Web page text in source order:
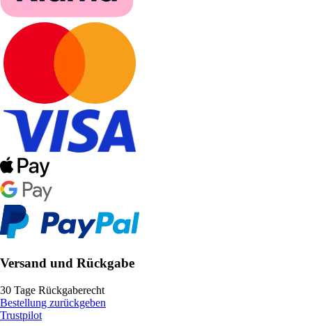
Versand und Rückgabe
30 Tage Rückgaberecht
Bestellung zurückgeben
Trustpilot